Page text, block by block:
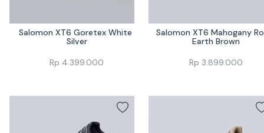
Salomon XT6 Goretex White
Silver
Rp 4.399.000
Salomon XT6 Mahogany
Earth Brown
Rp 3.899.000